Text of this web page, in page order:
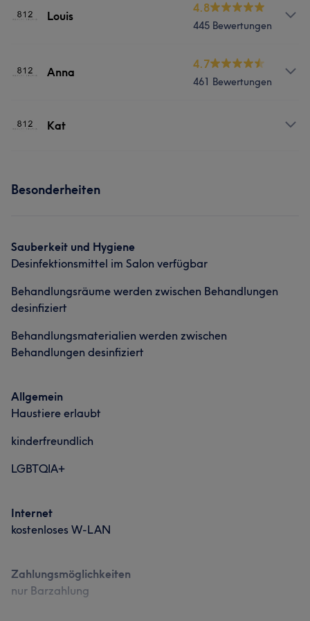
Portfolio
Was unsere Kunden über Hanet sagen
Professionell
Portfolio
Louis
4.8
445 Bewertungen
Anna
4.7
461 Bewertungen
Services
Portfolio
Kat
Besonderheiten
Sauberkeit und Hygiene
Desinfektionsmittel im Salon verfügbar
Behandlungsräume werden zwischen Behandlungen
desinfiziert
Behandlungsmaterialien werden zwischen
Behandlungen desinfiziert
Allgemein
Haustiere erlaubt
kinderfreundlich
LGBTQIA+
Internet
kostenloses W-LAN
Zahlungsmöglichkeiten
nur Barzahlung